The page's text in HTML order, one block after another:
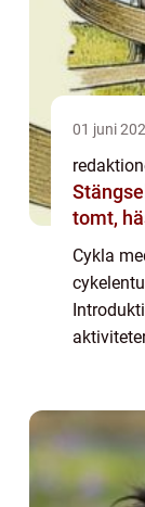
01 juni
Stängsel
tomt,
Cykla